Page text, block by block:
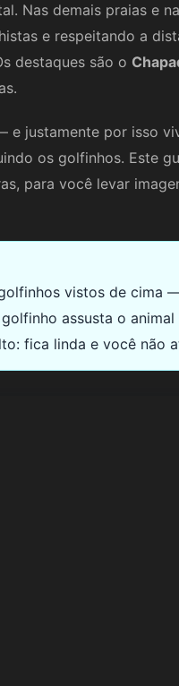
Nas demais praias e
e respeitando a
destaques são o
justamente por isso
os golfinhos. Este
para você levar
vistos de cima
assusta o
fica linda e você não